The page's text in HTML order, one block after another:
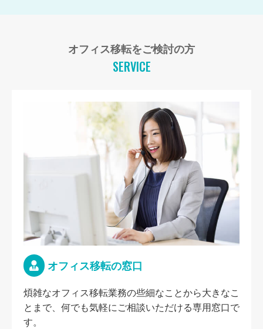
オフィス移転をご検討の方
SERVICE
オフィス移転の窓口
煩雑なオフィス移転業務の些細なことから大きなこ
とまで、何でも気軽にご相談いただける専用窓口で
す。